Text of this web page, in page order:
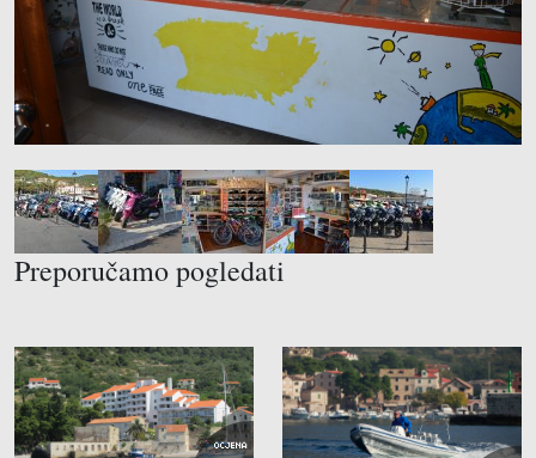
Preporučamo pogledati
OCJENA